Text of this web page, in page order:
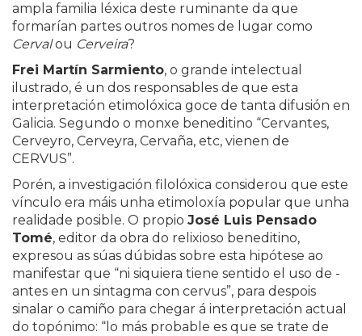
ampla familia léxica deste ruminante da que
formarían partes outros nomes de lugar como
Cervalou Cerveira?
Frei Martín Sarmiento, o grande intelectual
ilustrado, é un dos responsables de que esta
interpretación etimolóxica goce de tanta difusión en
Galicia. Segundo o monxe beneditino “Cervantes,
Cerveyro, Cerveyra, Cervaña, etc, vienen de
CERVUS”.
Porén, a investigación filolóxica considerou que este
vínculo era máis unha etimoloxía popular que unha
realidade posible. O propio José Luis Pensado
Tomé, editor da obra do relixioso beneditino,
expresou as súas dúbidas sobre esta hipótese ao
manifestar que “ni siquiera tiene sentido el uso de -
antes en un sintagma con cervus”, para despois
sinalar o camiño para chegar á interpretación actual
do topónimo: “lo más probable es que se trate de